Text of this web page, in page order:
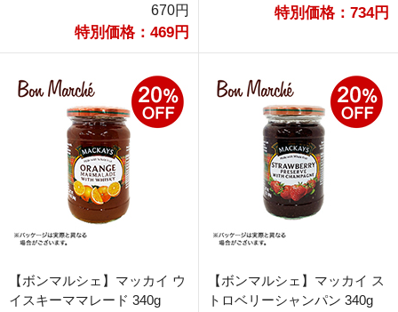
670円
特別価格：469円
特別価格：734円
【ボンマルシェ】マッカイ ウ
イスキーママレード 340g
【ボンマルシェ】マッカイ ス
トロベリーシャンパン 340g